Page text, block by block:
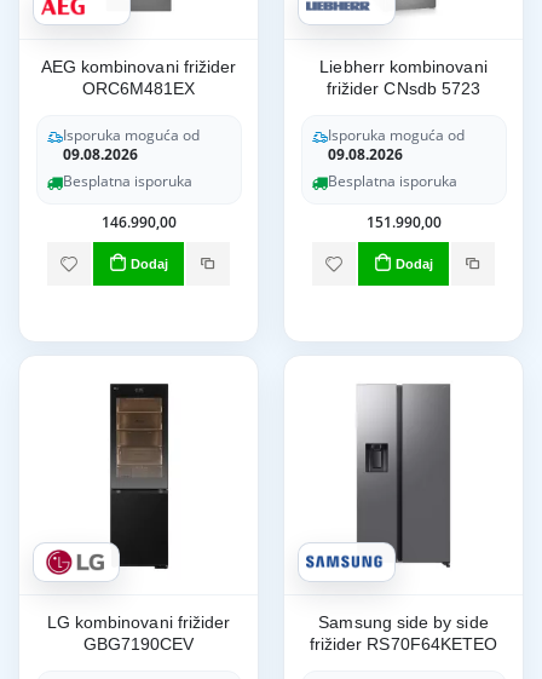
AEG kombinovani frižider
ORC6M481EX
Isporuka moguća od
09.08.2026
Besplatna isporuka
146.990,00
Dodaj
Liebherr kombinovani
frižider CNsdb 5723
Isporuka moguća od
09.08.2026
Besplatna isporuka
151.990,00
Dodaj
LG kombinovani frižider
GBG7190CEV
Samsung side by side
frižider RS70F64KETEO